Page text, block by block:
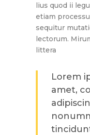
lius quod ii
etiam
sequitur
lectorum.
littera
Lorem
amet,